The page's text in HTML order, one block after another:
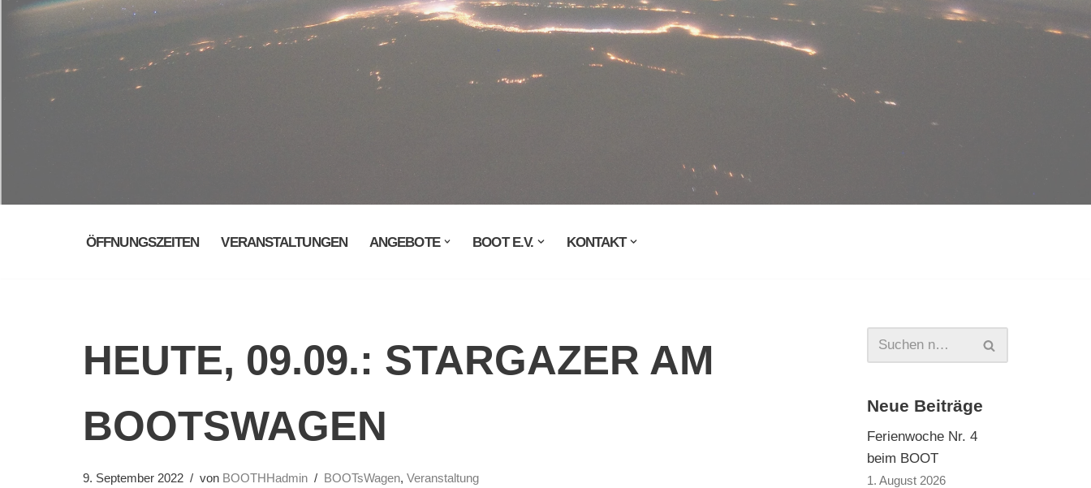
ÖFFNUNGSZEITEN VERANSTALTUNGEN ANGEBOTE BOOT E.V. KONTAKT
HEUTE, 09.09.: STARGAZER AM
BOOTSWAGEN
9. September 2022 von BOOTHHadmin BOOTsWagen, Veranstaltung
Neue Beiträge
Ferienwoche Nr. 4
beim BOOT
1. August 2026